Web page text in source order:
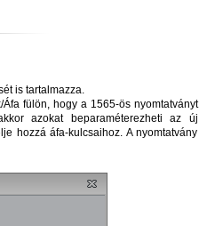
is tartalmazza.
fülön, hogy a 1565-ös nyomtatványt
azokat beparaméterezheti az új
hozzá áfa-kulcsaihoz. A nyomtatvány